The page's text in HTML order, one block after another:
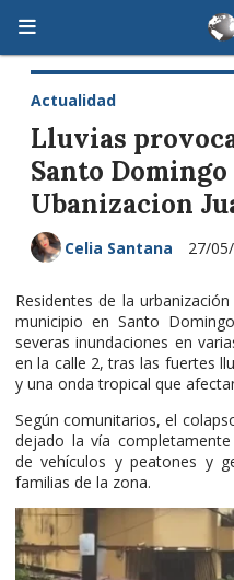
Lluvias
Santo Domingo
Ubanizacion
Actualidad
27/
Celia Santana
Residentes de la
municipio en Santo
severas inundaciones en
en la calle 2, tras las fuertes
y una onda tropical que
Según comunitarios, el
dejado la vía
de vehículos y peatones y
familias de la zona.